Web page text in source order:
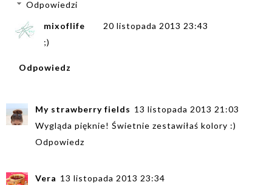
Odpowiedzi
mixoflife
20 listopada 2013 23:43
;)
Odpowiedz
My strawberry fields 13 listopada 2013 21:03
Wygląda pięknie! Świetnie zestawiłaś kolory :)
Odpowiedz
Vera 13 listopada 2013 23:34